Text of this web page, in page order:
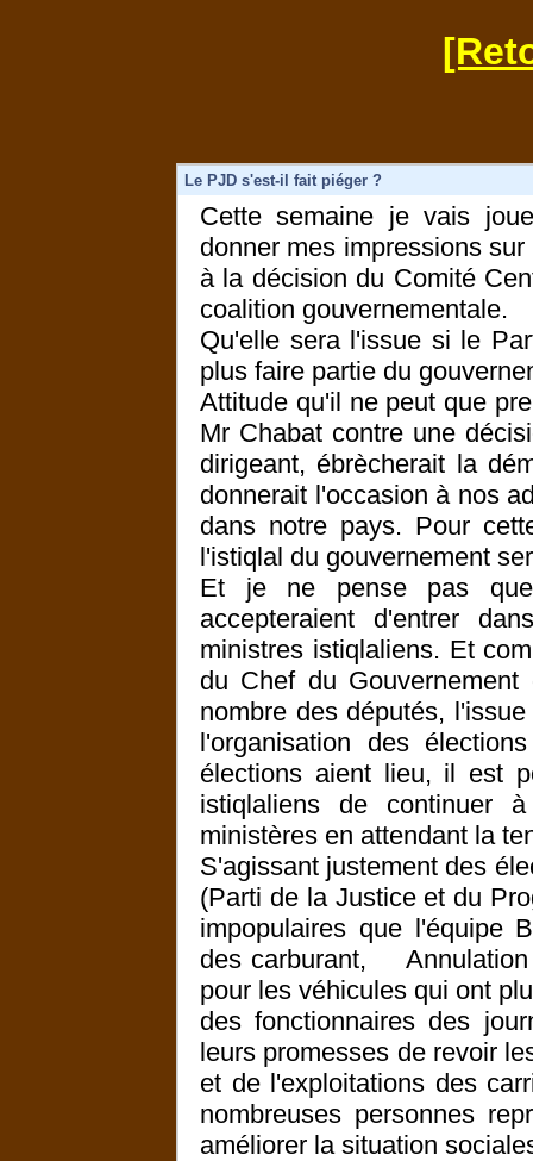
Le PJD s'est-il fait piéger ?
Cette semaine je vais
donner mes impressions
à la décision du Comité
coalition gouvernementale.
Qu'elle sera l'issue si le
plus faire partie du
Attitude qu'il ne peut que
Mr Chabat contre une
dirigeant, ébrècherait la
donnerait l'occasion à nos
dans notre pays. Pour
l'istiqlal du gouvernement
Et je ne pense pas que
accepteraient d'entrer
ministres istiqlaliens. Et
du Chef du
nombre des députés,
l'organisation des
élections aient lieu, il est
istiqlaliens de continuer
ministères en attendant la
S'agissant justement des
(Parti de la Justice et du
impopulaires que l'équipe
des carburant, Annulation
pour les véhicules qui ont
des fonctionnaires des
leurs promesses de revoir
et de l'exploitations des
nombreuses personnes
améliorer la situation